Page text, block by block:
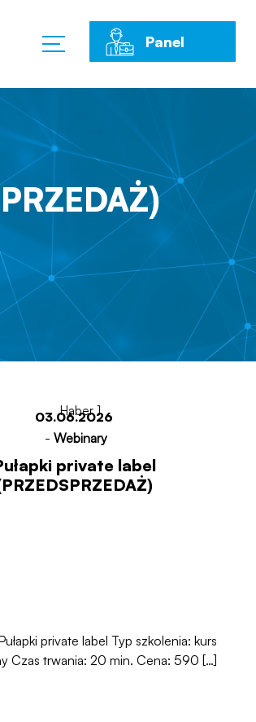
Panel
03.06.2026
- Webinary
private label
private label Typ szkolenia: kurs
Czas trwania: 20 min. Cena: 590 […]